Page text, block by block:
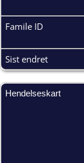
Famile ID
Sist endret
Hendelseskart